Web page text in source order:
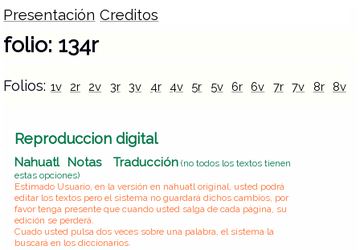
Presentación Creditos
folio: 134r
Folios: 1v 2r 2v 3r 3v 4r 4v 5r 5v 6r 6v 7r 7v 8r 8v
Reproduccion digital
Nahuatl Notas Traducción(no todos los textos tienen
estas opciones)
Estimado Usuario, en la versión en nahuatl original, usted podrá
editar los textos pero el sistema no guardará dichos cambios, por
favor tenga presente que cuando usted salga de cada página, su
edición se perderá.
Cuado usted pulsa dos veces sobre una palabra, el sistema la
buscará en los diccionarios.